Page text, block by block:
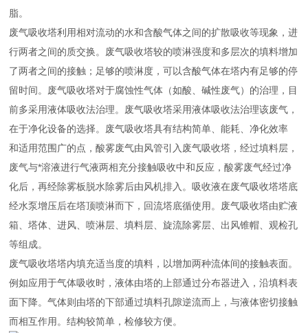
脂。
废气吸收塔利用相对流动的水和含酸气体之间的扩散吸收等现象，进
行两者之间的质交换。废气吸收塔较的喷淋强度和多层次的填料增加
了两者之间的接触；足够的喷淋度，可以含酸气体在塔内有足够的停
留时间。废气吸收塔对于腐蚀性气体（如酸、碱性废气）的治理，目
前多采用液体吸收法治理。废气吸收塔采用液体吸收法治理该废气，
在于净化设备的选择。废气吸收塔具有结构简单、能耗、净化效率
和适用范围广的点，酸雾废气由风管引入废气吸收塔，经过填料层，
废气与*溶液进行气液两相充分接触吸收中和反应，酸雾废气经过净
化后，再经除雾板脱水除雾后由风机排入。吸收液在废气吸收塔塔底
经水泵增压后在塔顶喷淋而下，回流塔底循使用。废气吸收塔由贮液
箱、塔体、进风、喷淋层、填料层、旋流除雾层、出风锥帽、观检孔
等组成。
废气吸收塔塔内填充适当度的填料，以增加两种流体间的接触表面。
例如应用于气体吸收时，液体由塔的上部通过分布器进入，沿填料表
面下降。气体则由塔的下部通过填料孔隙逆流而上，与液体密切接触
而相互作用。结构较简单，检修较方便。